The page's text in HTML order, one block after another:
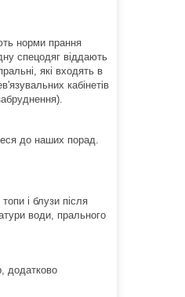
норми прання
спецодяг віддають
які входять в
кабінетів
до наших порад.
і блузи після
води, прального
додатково